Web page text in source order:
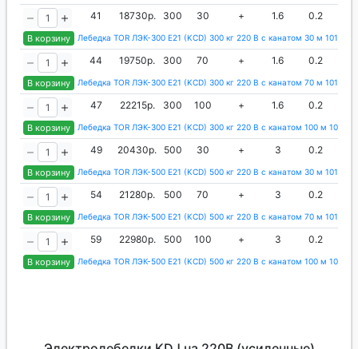
В корзину
41 18730р. 300 30 + 1.6 0.2
Лебедка TOR ЛЭК-300 E21 (KCD) 300 кг 220 В с канатом 30 м 1013433
В корзину
44 19750р. 300 70 + 1.6 0.2
Лебедка TOR ЛЭК-300 E21 (KCD) 300 кг 220 В с канатом 70 м 1013434
В корзину
47 22215р. 300 100 + 1.6 0.2
Лебедка TOR ЛЭК-300 E21 (KCD) 300 кг 220 В с канатом 100 м
В корзину
49 20430р. 500 30 + 3 0.2
Лебедка TOR ЛЭК-500 E21 (KCD) 500 кг 220 В с канатом 30 м 1013436
В корзину
54 21280р. 500 70 + 3 0.2
Лебедка TOR ЛЭК-500 E21 (KCD) 500 кг 220 В с канатом 70 м 1013437
В корзину
59 22980р. 500 100 + 3 0.2
Лебедка TOR ЛЭК-500 E21 (KCD) 500 кг 220 В с канатом 100 м